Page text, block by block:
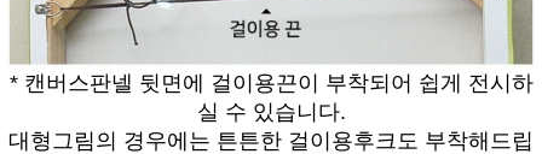
* 캔버스판넬 뒷면에 걸이용끈이 부착되어 쉽게 전시하
실 수 있습니다.
대형그림의 경우에는 튼튼한 걸이용후크도 부착해드립